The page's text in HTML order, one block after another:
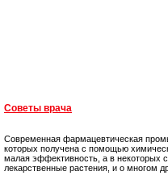
Советы врача
Современная фармацевтическая
которых получена с помощью
малая эффективность, а в некоторых
лекарственные растения, и о многом